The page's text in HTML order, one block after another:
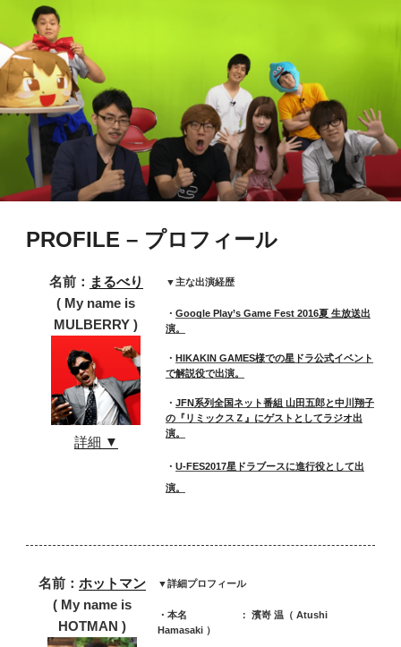
ー
ネ
タ
投
稿
大
募
集！！”
の
て
ぇ
い
シ
ャ
ツ
屋
さ
ん
始
ま
た
ｗ”
の
PROFILE – プロフィール
名前： まるべり
( My name is
MULBERRY )
詳細 ▼
名前： ホットマン
( My name is
HOTMAN )